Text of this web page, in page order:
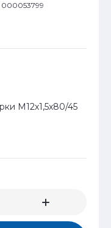
000053799
М12х1,5х80/45